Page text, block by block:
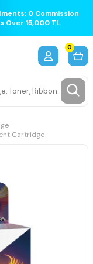
0 Commission
Over 15,000 TL
0
Cartridge